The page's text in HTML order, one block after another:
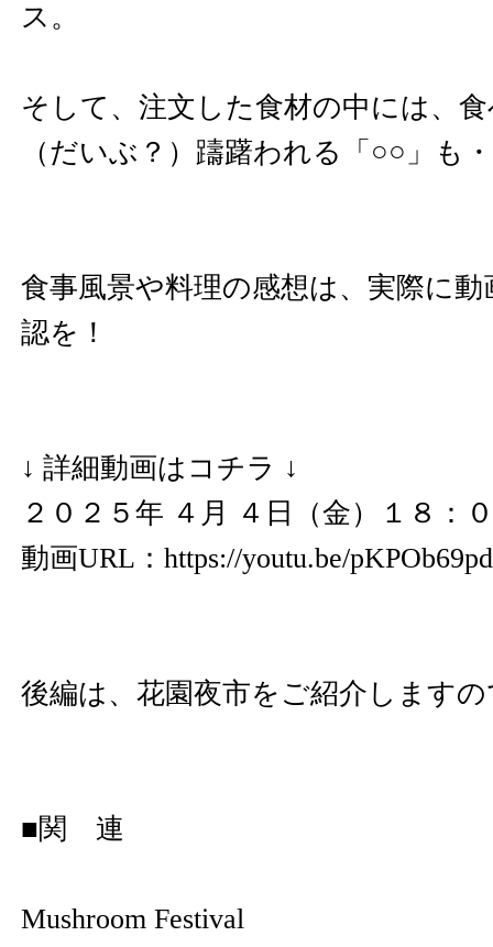
ス。
そして、注文した食材の中には、
（だいぶ？）躊躇われる「○○」も
食事風景や料理の感想は、実際に
認を！
↓ 詳細動画はコチラ ↓
２０２５年 ４月 ４日（金）１８：
動画URL： https://youtu.be/
後編は、花園夜市をご紹介します
■関 連
Mushroom Festival